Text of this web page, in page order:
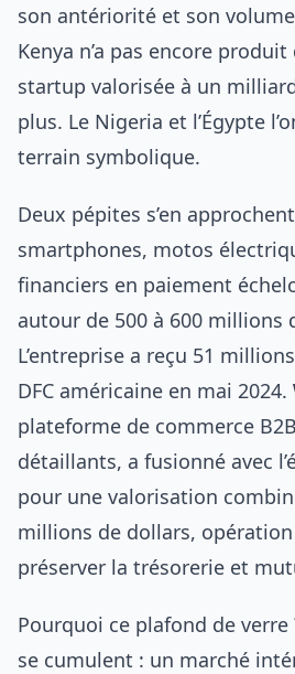
son antériorité et son
Kenya n’a pas encore produit
startup valorisée à un
plus. Le Nigeria et l’Égypte
terrain symbolique.
Deux pépites s’en
smartphones, motos
financiers en paiement
autour de 500 à 600 millions
L’entreprise a reçu 51
DFC américaine en mai 2024.
plateforme de commerce
détaillants, a fusionné avec
pour une valorisation
millions de dollars,
préserver la trésorerie et
Pourquoi ce plafond de verre
se cumulent : un marché